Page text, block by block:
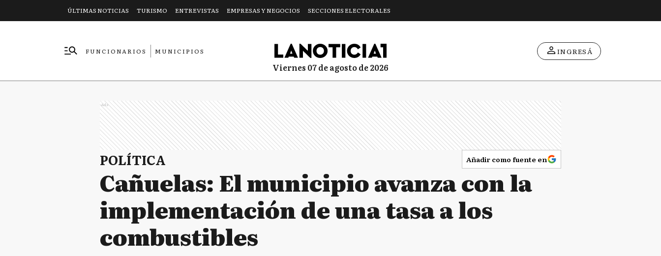
ÚLTIMAS NOTICIAS TURISMO ENTREVISTAS EMPRESAS Y NEGOCIOS SECCIONES ELECTORALES
FUNCIONARIOS
MUNICIPIOS
viernes 07 de agosto de 2026
INGRESÁ
Ads
POLÍTICA Añadir como fuente en
Cañuelas: El municipio avanza con la
implementación de una tasa a los
combustibles